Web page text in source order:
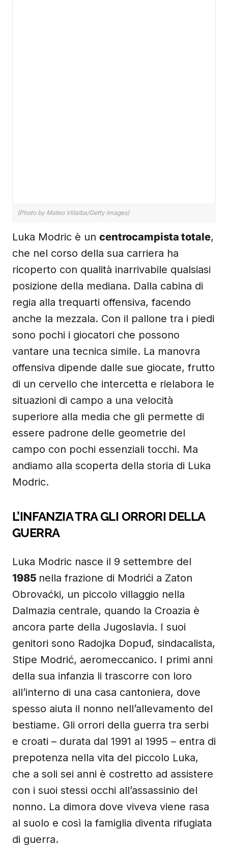
(Photo by Mateo Villalba/Getty Images)
Luka Modric è un centrocampista totale,
che nel corso della sua carriera ha
ricoperto con qualità inarrivabile qualsiasi
posizione della mediana. Dalla cabina di
regia alla trequarti offensiva, facendo
anche la mezzala. Con il pallone tra i piedi
sono pochi i giocatori che possono
vantare una tecnica simile. La manovra
offensiva dipende dalle sue giocate, frutto
di un cervello che intercetta e rielabora le
situazioni di campo a una velocità
superiore alla media che gli permette di
essere padrone delle geometrie del
campo con pochi essenziali tocchi. Ma
andiamo alla scoperta della storia di Luka
Modric.
L’INFANZIA TRA GLI ORRORI DELLA
GUERRA
Luka Modric nasce il 9 settembre del
1985 nella frazione di Modrići a Zaton
Obrovaćki, un piccolo villaggio nella
Dalmazia centrale, quando la Croazia è
ancora parte della Jugoslavia. I suoi
genitori sono Radojka Dopuđ, sindacalista,
Stipe Modrić, aeromeccanico. I primi anni
della sua infanzia li trascorre con loro
all’interno di una casa cantoniera, dove
spesso aiuta il nonno nell’allevamento del
bestiame. Gli orrori della guerra tra serbi
e croati – durata dal 1991 al 1995 – entra di
prepotenza nella vita del piccolo Luka,
che a soli sei anni è costretto ad assistere
con i suoi stessi occhi all’assassinio del
nonno. La dimora dove viveva viene rasa
al suolo e così la famiglia diventa rifugiata
di guerra.